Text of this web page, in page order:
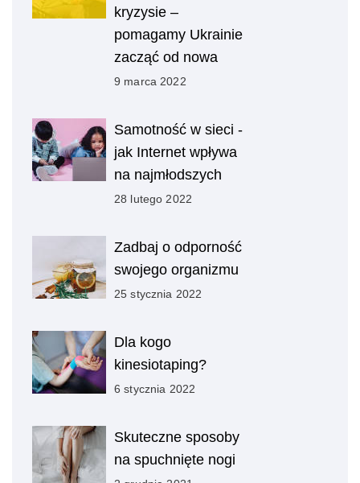
kryzysie –
pomagamy Ukrainie
zacząć od nowa
9 marca 2022
Samotność w sieci -
jak Internet wpływa
na najmłodszych
28 lutego 2022
Zadbaj o odporność
swojego organizmu
25 stycznia 2022
Dla kogo
kinesiotaping?
6 stycznia 2022
Skuteczne sposoby
na spuchnięte nogi